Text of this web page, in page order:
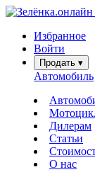
Избранное
Войти
Продать ▾
Автомобиль
Дилерам
Статьи
О нас